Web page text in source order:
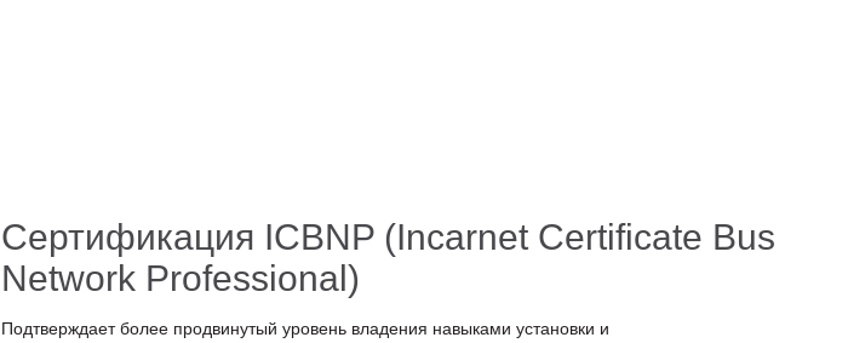
Сертификация ICBNP (Incarnet Certificate Bus
Network Professional)
Подтверждает более продвинутый уровень владения навыками установки и